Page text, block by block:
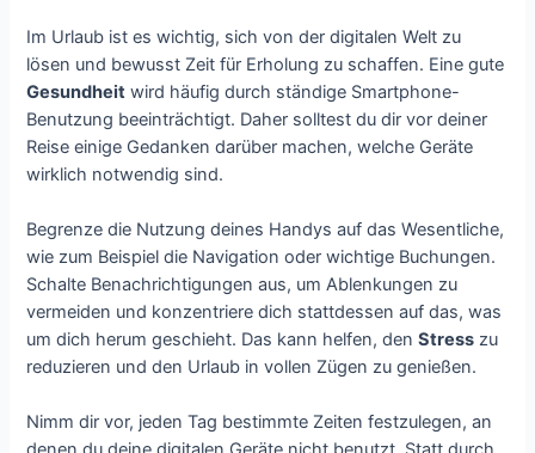
Im Urlaub ist es wichtig, sich von der digitalen Welt zu
lösen und bewusst Zeit für Erholung zu schaffen. Eine gute
Gesundheit wird häufig durch ständige Smartphone-
Benutzung beeinträchtigt. Daher solltest du dir vor deiner
Reise einige Gedanken darüber machen, welche Geräte
wirklich notwendig sind.
Begrenze die Nutzung deines Handys auf das Wesentliche,
wie zum Beispiel die Navigation oder wichtige Buchungen.
Schalte Benachrichtigungen aus, um Ablenkungen zu
vermeiden und konzentriere dich stattdessen auf das, was
um dich herum geschieht. Das kann helfen, denStress zu
reduzieren und den Urlaub in vollen Zügen zu genießen.
Nimm dir vor, jeden Tag bestimmte Zeiten festzulegen, an